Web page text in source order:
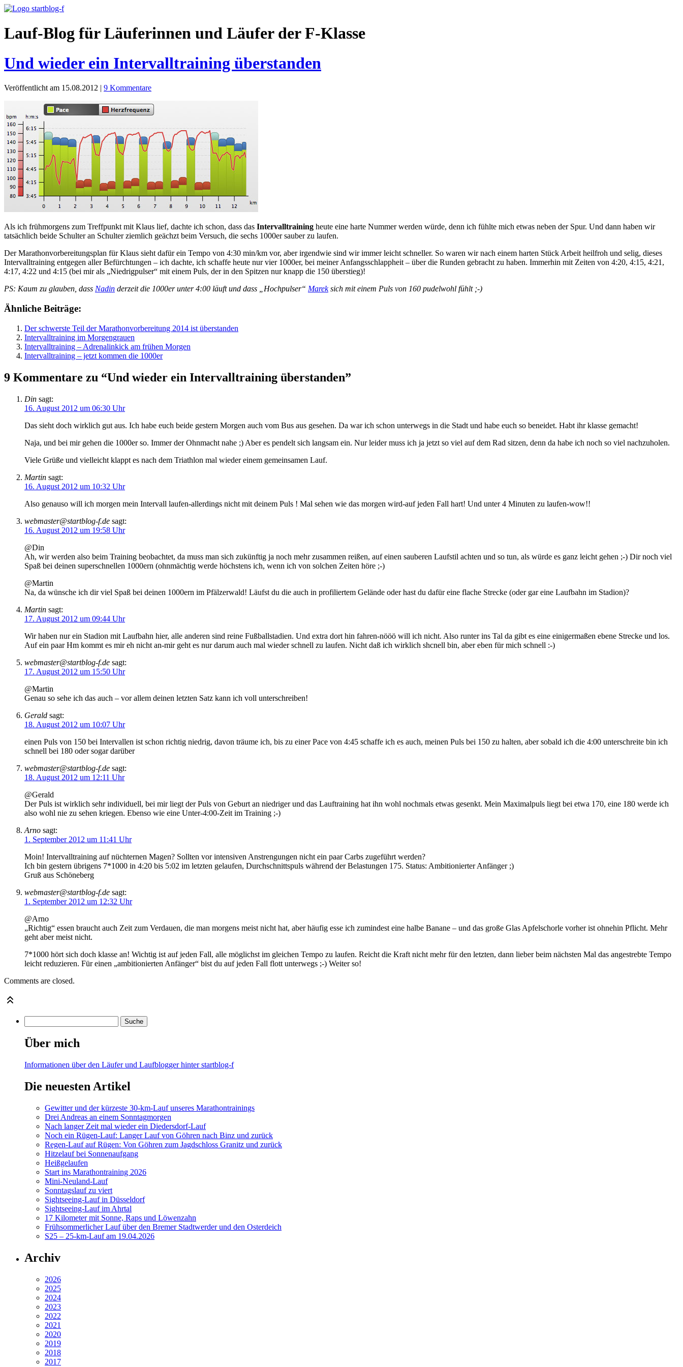
Lauf-Blog für Läuferinnen und Läufer der F-Klasse
Und wieder ein Intervalltraining überstanden
Veröffentlicht am 15.08.2012 | 9 Kommentare
Als ich frühmorgens zum Treffpunkt mit Klaus lief, dachte ich schon, dass das Intervalltraining heute eine harte Nummer werden würde, denn ich fühlte mich etwas neben der Spur. Und dann haben wir
tatsächlich beide Schulter an Schulter ziemlich geächzt beim Versuch, die sechs 1000er sauber zu laufen.
Der Marathonvorbereitungsplan für Klaus sieht dafür ein Tempo von 4:30 min/km vor, aber irgendwie sind wir immer leicht schneller. So waren wir nach einem harten Stück Arbeit heilfroh und selig, dieses
Intervalltraining entgegen aller Befürchtungen – ich dachte, ich schaffe heute nur vier 1000er, bei meiner Anfangsschlappheit – über die Runden gebracht zu haben. Immerhin mit Zeiten von 4:20, 4:15, 4:21,
4:17, 4:22 und 4:15 (bei mir als „Niedrigpulser“ mit einem Puls, der in den Spitzen nur knapp die 150 überstieg)!
PS: Kaum zu glauben, dass Nadin derzeit die 1000er unter 4:00 läuft und dass „Hochpulser“ Mareksich mit einem Puls von 160 pudelwohl fühlt ;-)
Ähnliche Beiträge:
Der schwerste Teil der Marathonvorbereitung 2014 ist überstanden
Intervalltraining im Morgengrauen
Intervalltraining – Adrenalinkick am frühen Morgen
Intervalltraining – jetzt kommen die 1000er
9 Kommentare zu “Und wieder ein Intervalltraining überstanden”
Din sagt:
16. August 2012 um 06:30 Uhr
Das sieht doch wirklich gut aus. Ich habe euch beide gestern Morgen auch vom Bus aus gesehen. Da war ich schon unterwegs in die Stadt und habe euch so beneidet. Habt ihr klasse gemacht!
Naja, und bei mir gehen die 1000er so. Immer der Ohnmacht nahe ;) Aber es pendelt sich langsam ein. Nur leider muss ich ja jetzt so viel auf dem Rad sitzen, denn da habe ich noch so viel nachzuholen.
Viele Grüße und vielleicht klappt es nach dem Triathlon mal wieder einem gemeinsamen Lauf.
Martin sagt:
16. August 2012 um 10:32 Uhr
Also genauso will ich morgen mein Intervall laufen-allerdings nicht mit deinem Puls ! Mal sehen wie das morgen wird-auf jeden Fall hart! Und unter 4 Minuten zu laufen-wow!!
webmaster@startblog-f.de sagt:
16. August 2012 um 19:58 Uhr
@Din
Ah, wir werden also beim Training beobachtet, da muss man sich zukünftig ja noch mehr zusammen reißen, auf einen sauberen Laufstil achten und so tun, als würde es ganz leicht gehen ;-) Dir noch viel
Spaß bei deinen superschnellen 1000ern (ohnmächtig werde höchstens ich, wenn ich von solchen Zeiten höre ;-)
@Martin
Na, da wünsche ich dir viel Spaß bei deinen 1000ern im Pfälzerwald! Läufst du die auch in profiliertem Gelände oder hast du dafür eine flache Strecke (oder gar eine Laufbahn im Stadion)?
Martin sagt:
17. August 2012 um 09:44 Uhr
Wir haben nur ein Stadion mit Laufbahn hier, alle anderen sind reine Fußballstadien. Und extra dort hin fahren-nööö will ich nicht. Also runter ins Tal da gibt es eine einigermaßen ebene Strecke und los.
Auf ein paar Hm kommt es mir eh nicht an-mir geht es nur darum auch mal wieder schnell zu laufen. Nicht daß ich wirklich shcnell bin, aber eben für mich schnell :-)
webmaster@startblog-f.de sagt:
17. August 2012 um 15:50 Uhr
@Martin
Genau so sehe ich das auch – vor allem deinen letzten Satz kann ich voll unterschreiben!
Gerald sagt:
18. August 2012 um 10:07 Uhr
einen Puls von 150 bei Intervallen ist schon richtig niedrig, davon träume ich, bis zu einer Pace von 4:45 schaffe ich es auch, meinen Puls bei 150 zu halten, aber sobald ich die 4:00 unterschreite bin ich
schnell bei 180 oder sogar darüber
webmaster@startblog-f.de sagt:
18. August 2012 um 12:11 Uhr
@Gerald
Der Puls ist wirklich sehr individuell, bei mir liegt der Puls von Geburt an niedriger und das Lauftraining hat ihn wohl nochmals etwas gesenkt. Mein Maximalpuls liegt bei etwa 170, eine 180 werde ich
also wohl nie zu sehen kriegen. Ebenso wie eine Unter-4:00-Zeit im Training ;-)
Arno sagt:
1. September 2012 um 11:41 Uhr
Moin! Intervalltraining auf nüchternen Magen? Sollten vor intensiven Anstrengungen nicht ein paar Carbs zugeführt werden?
Ich bin gestern übrigens 7*1000 in 4:20 bis 5:02 im letzten gelaufen, Durchschnittspuls während der Belastungen 175. Status: Ambitionierter Anfänger ;)
Gruß aus Schöneberg
webmaster@startblog-f.de sagt:
1. September 2012 um 12:32 Uhr
@Arno
„Richtig“ essen braucht auch Zeit zum Verdauen, die man morgens meist nicht hat, aber häufig esse ich zumindest eine halbe Banane – und das große Glas Apfelschorle vorher ist ohnehin Pflicht. Mehr
geht aber meist nicht.
7*1000 hört sich doch klasse an! Wichtig ist auf jeden Fall, alle möglichst im gleichen Tempo zu laufen. Reicht die Kraft nicht mehr für den letzten, dann lieber beim nächsten Mal das angestrebte Tempo
leicht reduzieren. Für einen „ambitionierten Anfänger“ bist du auf jeden Fall flott unterwegs ;-) Weiter so!
Comments are closed.
Über mich
Informationen über den Läufer und Laufblogger hinter startblog-f
Die neuesten Artikel
Gewitter und der kürzeste 30-km-Lauf unseres Marathontrainings
Drei Andreas an einem Sonntagmorgen
Nach langer Zeit mal wieder ein Diedersdorf-Lauf
Noch ein Rügen-Lauf: Langer Lauf von Göhren nach Binz und zurück
Regen-Lauf auf Rügen: Von Göhren zum Jagdschloss Granitz und zurück
Hitzelauf bei Sonnenaufgang
Heißgelaufen
Start ins Marathontraining 2026
Mini-Neuland-Lauf
Sonntagslauf zu viert
Sightseeing-Lauf in Düsseldorf
Sightseeing-Lauf im Ahrtal
17 Kilometer mit Sonne, Raps und Löwenzahn
Frühsommerlicher Lauf über den Bremer Stadtwerder und den Osterdeich
S25 – 25-km-Lauf am 19.04.2026
Archiv
2026
2025
2024
2023
2022
2021
2020
2019
2018
2017